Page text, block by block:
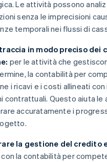
Le attività possono
senza le imprecisioni
temporali nei flussi di
in modo preciso dei
per le attività che
la contabilità per
i ricavi e i costi allineati con
contrattuali. Questo aiuta le
accuratamente i
la gestione del credito
con la contabilità per